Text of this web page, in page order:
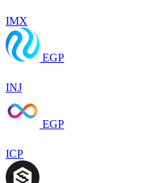
IMX
EGP
INJ
EGP
ICP